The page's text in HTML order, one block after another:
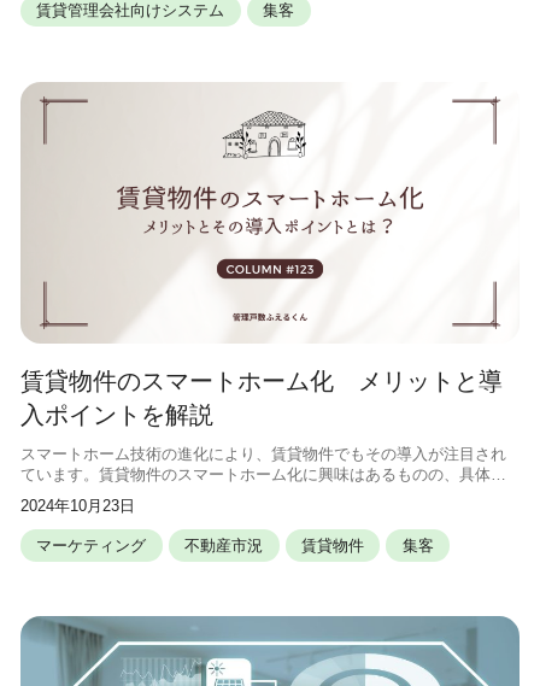
賃貸管理会社向けシステム 集客
賃貸物件のスマートホーム化 メリットと導
入ポイントを解説
スマートホーム技術の進化により、賃貸物件でもその導入が注目され
ています。賃貸物件のスマートホーム化に興味はあるものの、具体的
なメリットや導入方法がわからないとお悩みの方も多いのではないで
しょうか。この記事では、賃貸物件の
2024年10月23日
マーケティング 不動産市況 賃貸物件 集客